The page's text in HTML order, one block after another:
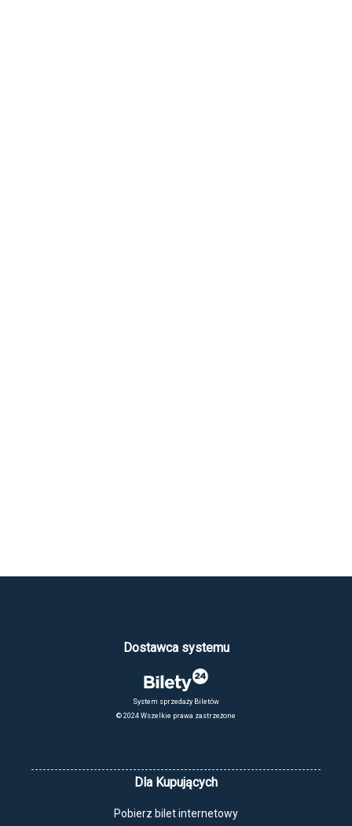
Dostawca systemu
System sprzedaży Biletów
© 2024 Wszelkie prawa zastrzeżone
Dla Kupujących
Pobierz bilet internetowy